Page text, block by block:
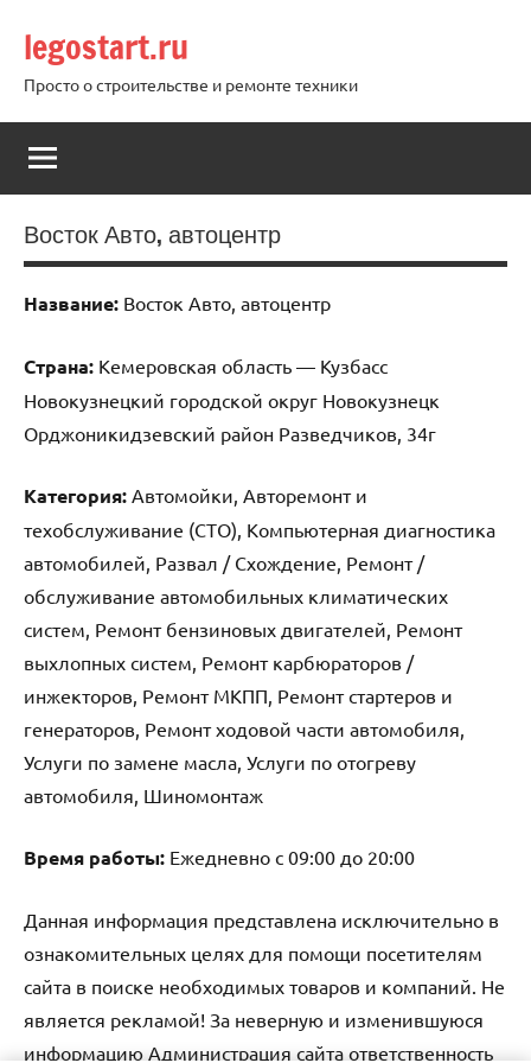
содержимому
legostart.ru
Просто о строительстве и ремонте техники
Восток Авто, автоцентр
Название: Восток Авто, автоцентр
Страна: Кемеровская область — Кузбасс
Новокузнецкий городской округ Новокузнецк
Орджоникидзевский район Разведчиков, 34г
Категория: Автомойки, Авторемонт и
техобслуживание (СТО), Компьютерная диагностика
автомобилей, Развал / Схождение, Ремонт /
обслуживание автомобильных климатических
систем, Ремонт бензиновых двигателей, Ремонт
выхлопных систем, Ремонт карбюраторов /
инжекторов, Ремонт МКПП, Ремонт стартеров и
генераторов, Ремонт ходовой части автомобиля,
Услуги по замене масла, Услуги по отогреву
автомобиля, Шиномонтаж
Время работы: Ежедневно с 09:00 до 20:00
Данная информация представлена исключительно в
ознакомительных целях для помощи посетителям
сайта в поиске необходимых товаров и компаний. Не
является рекламой! За неверную и изменившуюся
информацию Администрация сайта ответственность